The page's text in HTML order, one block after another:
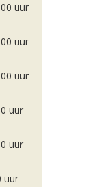
uur
uur
uur
uur
uur
uur